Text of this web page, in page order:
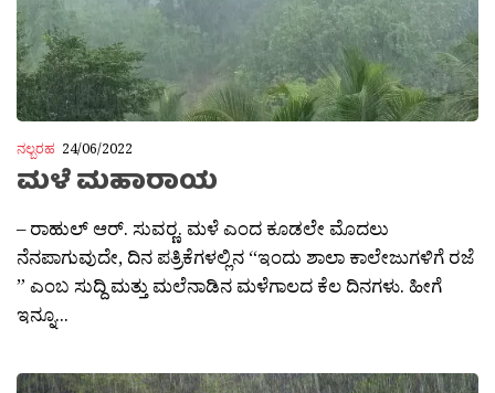
ನಲ್ಬರಹ 24/06/2022
ಮಳೆ ಮಹಾರಾಯ
– ರಾಹುಲ್ ಆರ್. ಸುವರ‍್ಣ. ಮಳೆ ಎಂದ ಕೂಡಲೇ ಮೊದಲು
ನೆನಪಾಗುವುದೇ, ದಿನ ಪತ್ರಿಕೆಗಳಲ್ಲಿನ “ಇಂದು ಶಾಲಾ ಕಾಲೇಜುಗಳಿಗೆ ರಜೆ
” ಎಂಬ ಸುದ್ದಿ ಮತ್ತು ಮಲೆನಾಡಿನ ಮಳೆಗಾಲದ ಕೆಲ ದಿನಗಳು. ಹೀಗೆ
ಇನ್ನೂ...